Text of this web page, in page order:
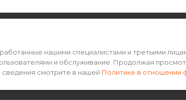
Пользовательское
нашими специалистами и третьими
и обслуживание. Продолжая
смотрите в нашей Политике в отношении